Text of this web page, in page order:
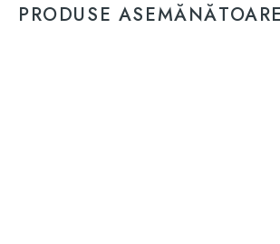
PRODUSE ASEMĂNĂTOARE